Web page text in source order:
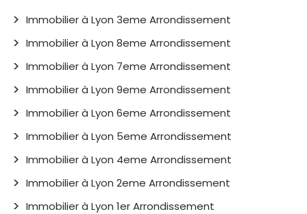
Immobilier à Lyon 3eme Arrondissement
Immobilier à Lyon 8eme Arrondissement
Immobilier à Lyon 7eme Arrondissement
Immobilier à Lyon 9eme Arrondissement
Immobilier à Lyon 6eme Arrondissement
Immobilier à Lyon 5eme Arrondissement
Immobilier à Lyon 4eme Arrondissement
Immobilier à Lyon 2eme Arrondissement
Immobilier à Lyon 1er Arrondissement